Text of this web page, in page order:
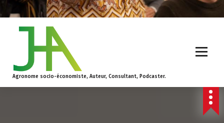
Agronome socio-économiste, Auteur, Consultant, Podcaster.